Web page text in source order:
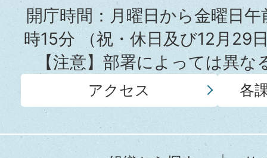
所
開庁時間：月曜日から金曜日
時15分（祝・休日及び12月29
【注意】部署によっては異
アクセス 各